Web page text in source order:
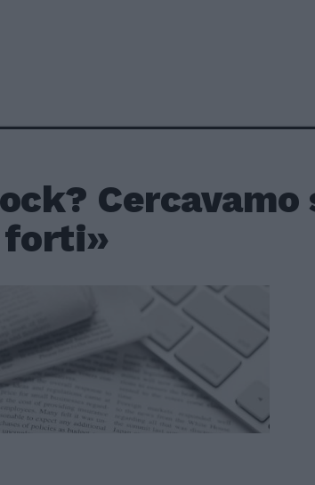
Cercavamo
forti»